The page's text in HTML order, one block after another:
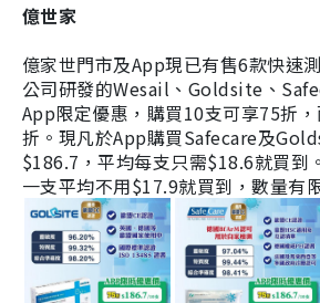
億世家
億家世門市及App現已有售6款快速
公司研發的Wesail、Goldsite、
App限定優惠，購買10支可享75折
折。現凡於App購買Safecare及
$186.7，平均每支只需$18.6就買到
一支平均不用$17.9就買到，數量有